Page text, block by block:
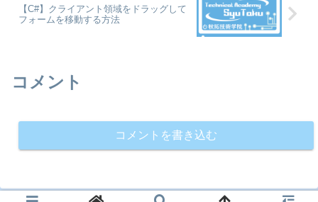
【C#】クライアント領域をドラッグして
フォームを移動する方法
コメント
コメントを書き込む